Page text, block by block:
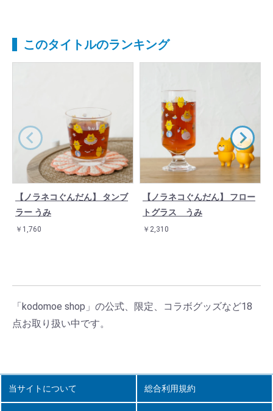
このタイトルのランキング
【ノラネコぐんだん】 タンブ
ラー うみ
￥1,760
【ノラネコぐんだん】 フロー
トグラス うみ
￥2,310
「kodomoe shop」の公式、限定、コラボグッズなど18
点お取り扱い中です。
当サイトについて 総合利用規約